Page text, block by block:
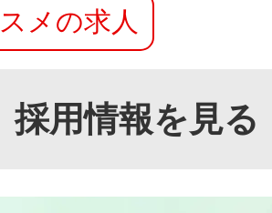
メの求人
採用情報を見る